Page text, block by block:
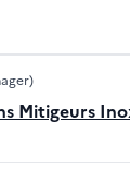
Mitigeurs